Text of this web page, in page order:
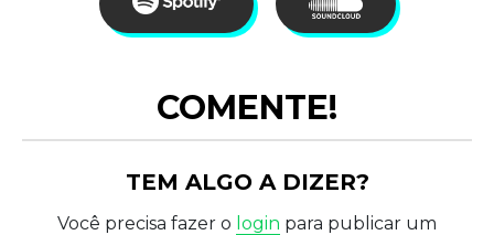
COMENTE!
TEM ALGO A DIZER?
Você precisa fazer o login para publicar um